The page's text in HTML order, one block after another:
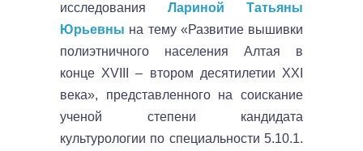
исследования Лариной Татьяны
Юрьевны на тему «Развитие вышивки
полиэтничного населения Алтая в
конце XVIII – втором десятилетии XXI
века», представленного на соискание
ученой степени кандидата
культурологии по специальности 5.10.1.